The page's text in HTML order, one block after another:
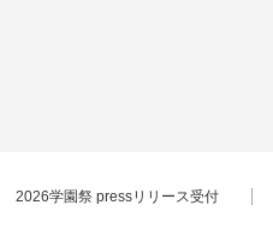
2026学園祭 pressリリース受付